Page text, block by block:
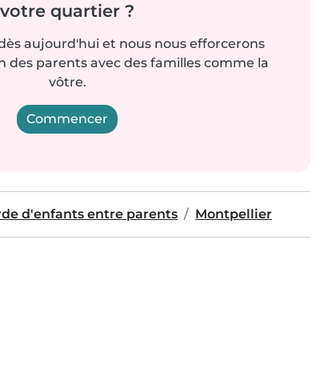
votre quartier ?
aujourd'hui et nous nous efforcerons
des parents avec des familles comme la
vôtre.
Commencer
d'enfants entre parents Montpellier